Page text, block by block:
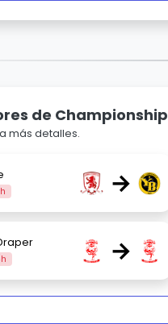
de Championship
más detalles.
→
→